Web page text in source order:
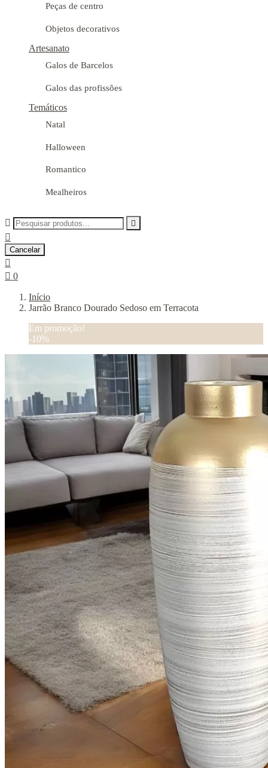
Peças de centro
Objetos decorativos
Artesanato
Galos de Barcelos
Galos das profissões
Temáticos
Natal
Halloween
Romantico
Mealheiros
 

Cancelar

 0
Início
Jarrão Branco Dourado Sedoso em Terracota
Em promoção!
-10%